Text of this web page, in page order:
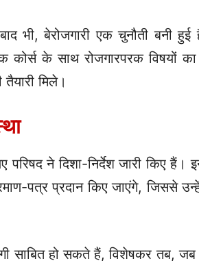
भी, बेरोजगारी एक चुनौती बनी हुई
कोर्स के साथ रोजगारपरक विषयों
मिले।
परिषद ने दिशा-निर्देश जारी किए हैं।
पत्र प्रदान किए जाएंगे, जिससे
साबित हो सकते हैं, विशेषकर तब, जब